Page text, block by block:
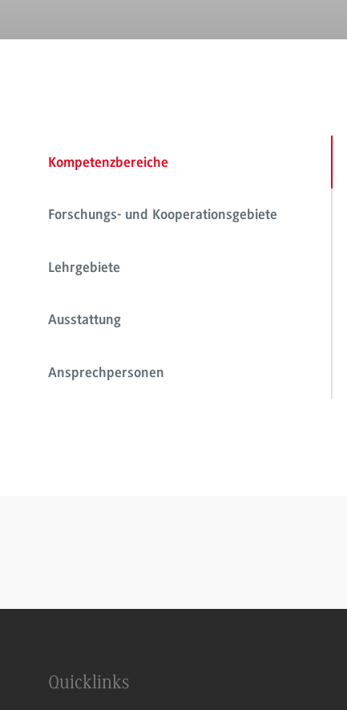
Kompetenzbereiche
Forschungs- und Kooperationsgebiete
Lehrgebiete
Ausstattung
Ansprechpersonen
Quicklinks